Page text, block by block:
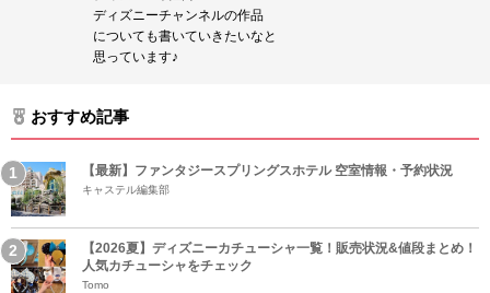
ディズニーチャンネルの作品
についても書いていきたいなと
思っています♪
おすすめ記事
【最新】ファンタジースプリングスホテル 空室情報・予約状況
キャステル編集部
【2026夏】ディズニーカチューシャ一覧！販売状況&値段まとめ！
人気カチューシャをチェック
Tomo